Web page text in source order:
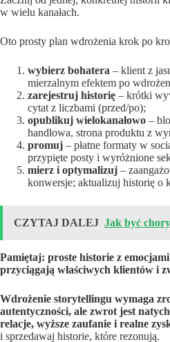
w wielu kanałach.
Oto prosty plan wdrożenia krok po
wybierz bohatera – klient z
mierzalnym efektem po
zarejestruj historię – krótki
cytat z liczbami (przed/po);
opublikuj wielokanałowo –
handlowa, strona produktu z
promuj – płatne formaty w
przypięte posty i wyróżnione
mierz i optymalizuj –
konwersje; aktualizuj historię o
CZYTAJ DALEJ Jak być
Pamiętaj: proste historie z
przyciągają właściwych klientów i
Wdrożenie storytellingu wymaga
autentyczności, ale zwrot jest
relacje, wyższe zaufanie i realne
i sprzedawaj historie, które rezonują.